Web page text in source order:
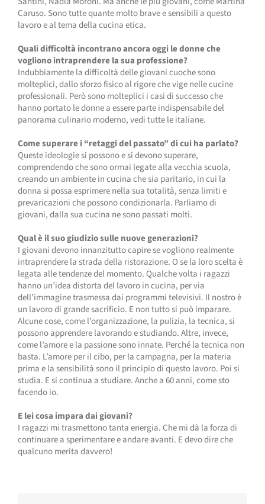
Caruso. Sono tutte quante molto brave e sensibili a questo
lavoro e al tema della cucina etica.
Quali difficoltà incontrano ancora oggi le donne che
vogliono intraprendere la sua professione?
Indubbiamente la difficoltà delle giovani cuoche sono
molteplici, dallo sforzo fisico al rigore che vige nelle cucine
professionali. Però sono molteplici i casi di successo che
hanno portato le donne a essere parte indispensabile del
panorama culinario moderno, vedi tutte le italiane.
Come superare i “retaggi del passato” di cui ha parlato?
Queste ideologie si possono e si devono superare,
comprendendo che sono ormai legate alla vecchia scuola,
creando un ambiente in cucina che sia paritario, in cui la
donna si possa esprimere nella sua totalità, senza limiti e
prevaricazioni che possono condizionarla. Parliamo di
giovani, dalla sua cucina ne sono passati molti.
Qual è il suo giudizio sulle nuove generazioni?
I giovani devono innanzitutto capire se vogliono realmente
intraprendere la strada della ristorazione. O se la loro scelta è
legata alle tendenze del momento. Qualche volta i ragazzi
hanno un’idea distorta del lavoro in cucina, per via
dell’immagine trasmessa dai programmi televisivi. Il nostro è
un lavoro di grande sacrificio. E non tutto si può imparare.
Alcune cose, come l’organizzazione, la pulizia, la tecnica, si
possono apprendere lavorando e studiando. Altre, invece,
come l’amore e la passione sono innate. Perché la tecnica non
basta. L’amore per il cibo, per la campagna, per la materia
prima e la sensibilità sono il principio di questo lavoro. Poi si
studia. E si continua a studiare. Anche a 60 anni, come sto
facendo io.
E lei cosa impara dai giovani?
I ragazzi mi trasmettono tanta energia. Che mi dà la forza di
continuare a sperimentare e andare avanti. E devo dire che
qualcuno merita davvero!